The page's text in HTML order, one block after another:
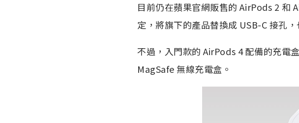
目前仍在蘋果官網販售的 AirPods 2
定，將旗下的產品替換成 USB-C 接孔
不過，入門款的 AirPods 4 配備的充電
MagSafe 無線充電盒。